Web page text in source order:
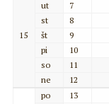
15
ut
7
st
8
št
9
pi
10
so
11
ne
12
po
13